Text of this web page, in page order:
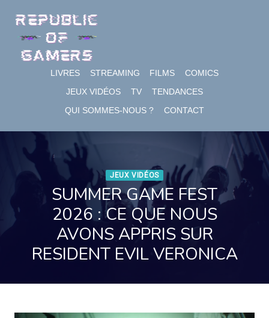
content
LIVRES STREAMING FILMS
COMICS
JEUX VIDÉOS
TV
TENDANCES
QUI SOMMES-NOUS ?
CONTACT
JEUX VIDÉOS
SUMMER GAME FEST
2026 : CE QUE NOUS
AVONS APPRIS SUR
RESIDENT EVIL VERONICA